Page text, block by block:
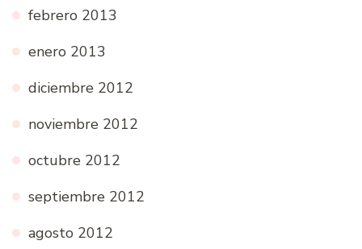
febrero 2013
enero 2013
diciembre 2012
noviembre 2012
octubre 2012
septiembre 2012
agosto 2012